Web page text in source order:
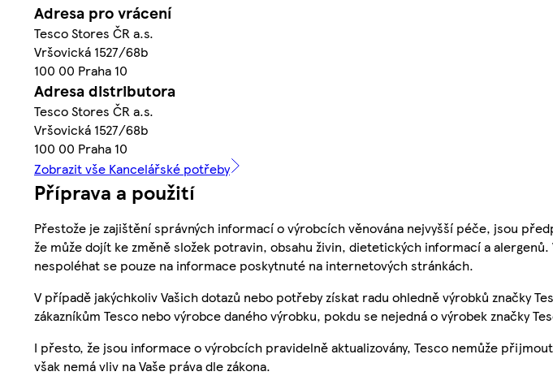
Adresa pro vrácení
Tesco Stores ČR a.s.
Vršovická 1527/68b
100 00 Praha 10
Adresa distributora
Tesco Stores ČR a.s.
Vršovická 1527/68b
100 00 Praha 10
Zobrazit vše Kancelářské potřeby
Příprava a použití
Přestože je zajištění správných informací o výrobcích věnována nejvyšší péče, jsou
že může dojít ke změně složek potravin, obsahu živin, dietetických informací a
nespoléhat se pouze na informace poskytnuté na internetových stránkách.
V případě jakýchkoliv Vašich dotazů nebo potřeby získat radu ohledně výrobků značky
zákazníkům Tesco nebo výrobce daného výrobku, pokdu se nejedná o výrobek značky
I přesto, že jsou informace o výrobcích pravidelně aktualizovány, Tesco nemůže
však nemá vliv na Vaše práva dle zákona.